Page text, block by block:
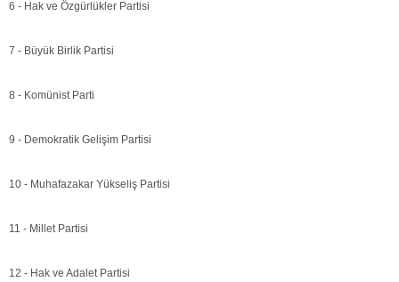
6 - Hak ve Özgürlükler Partisi
7 - Büyük Birlik Partisi
8 - Komünist Parti
9 - Demokratik Gelişim Partisi
10 - Muhafazakar Yükseliş Partisi
11 - Millet Partisi
12 - Hak ve Adalet Partisi